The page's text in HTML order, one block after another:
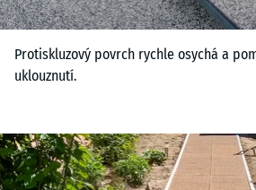
Protiskluzový povrch rychle osychá a
uklouznutí.